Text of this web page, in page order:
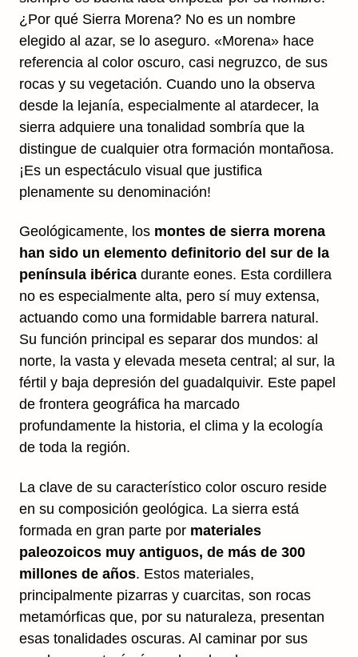
¿Por qué Sierra Morena? No es un nombre
elegido al azar, se lo aseguro. «Morena» hace
referencia al color oscuro, casi negruzco, de sus
rocas y su vegetación. Cuando uno la observa
desde la lejanía, especialmente al atardecer, la
sierra adquiere una tonalidad sombría que la
distingue de cualquier otra formación montañosa.
¡Es un espectáculo visual que justifica
plenamente su denominación!
Geológicamente, los montes de sierra morena
han sido un elemento definitorio del sur de la
península ibérica durante eones. Esta cordillera
no es especialmente alta, pero sí muy extensa,
actuando como una formidable barrera natural.
Su función principal es separar dos mundos: al
norte, la vasta y elevada meseta central; al sur, la
fértil y baja depresión del guadalquivir. Este papel
de frontera geográfica ha marcado
profundamente la historia, el clima y la ecología
de toda la región.
La clave de su característico color oscuro reside
en su composición geológica. La sierra está
formada en gran parte por materiales
paleozoicos muy antiguos, de más de 300
millones de años. Estos materiales,
principalmente pizarras y cuarcitas, son rocas
metamórficas que, por su naturaleza, presentan
esas tonalidades oscuras. Al caminar por sus